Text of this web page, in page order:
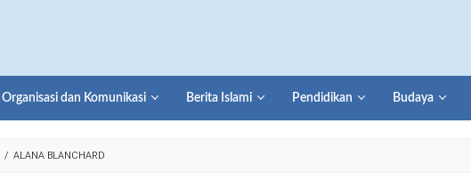
Organisasi dan Komunikasi Berita Islami Pendidikan Budaya
/ ALANA BLANCHARD